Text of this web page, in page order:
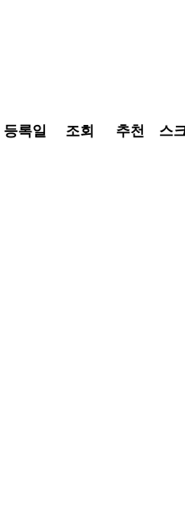
등록일 조회 추천 스